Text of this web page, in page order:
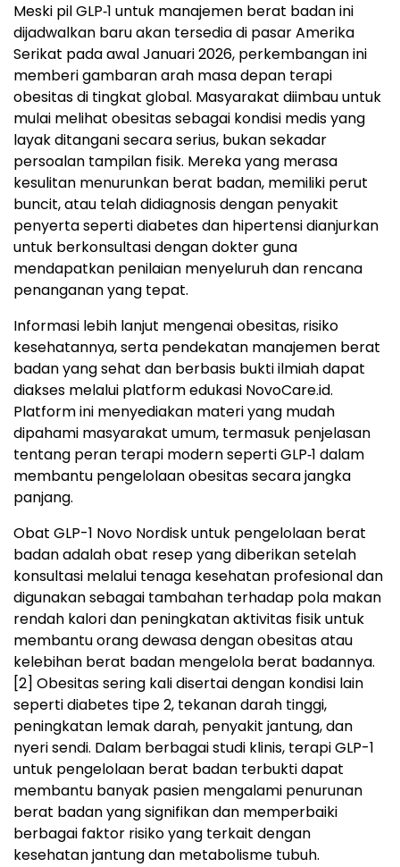
Meski pil GLP‑1 untuk manajemen berat badan ini
dijadwalkan baru akan tersedia di pasar Amerika
Serikat pada awal Januari 2026, perkembangan ini
memberi gambaran arah masa depan terapi
obesitas di tingkat global. Masyarakat diimbau untuk
mulai melihat obesitas sebagai kondisi medis yang
layak ditangani secara serius, bukan sekadar
persoalan tampilan fisik. Mereka yang merasa
kesulitan menurunkan berat badan, memiliki perut
buncit, atau telah didiagnosis dengan penyakit
penyerta seperti diabetes dan hipertensi dianjurkan
untuk berkonsultasi dengan dokter guna
mendapatkan penilaian menyeluruh dan rencana
penanganan yang tepat.
Informasi lebih lanjut mengenai obesitas, risiko
kesehatannya, serta pendekatan manajemen berat
badan yang sehat dan berbasis bukti ilmiah dapat
diakses melalui platform edukasi NovoCare.id.
Platform ini menyediakan materi yang mudah
dipahami masyarakat umum, termasuk penjelasan
tentang peran terapi modern seperti GLP‑1 dalam
membantu pengelolaan obesitas secara jangka
panjang.
Obat GLP-1 Novo Nordisk untuk pengelolaan berat
badan adalah obat resep yang diberikan setelah
konsultasi melalui tenaga kesehatan profesional dan
digunakan sebagai tambahan terhadap pola makan
rendah kalori dan peningkatan aktivitas fisik untuk
membantu orang dewasa dengan obesitas atau
kelebihan berat badan mengelola berat badannya.
[2] Obesitas sering kali disertai dengan kondisi lain
seperti diabetes tipe 2, tekanan darah tinggi,
peningkatan lemak darah, penyakit jantung, dan
nyeri sendi. Dalam berbagai studi klinis, terapi GLP-1
untuk pengelolaan berat badan terbukti dapat
membantu banyak pasien mengalami penurunan
berat badan yang signifikan dan memperbaiki
berbagai faktor risiko yang terkait dengan
kesehatan jantung dan metabolisme tubuh.